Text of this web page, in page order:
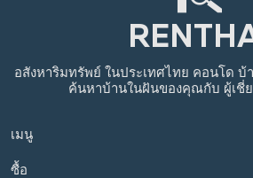
เมนู
ซื้อ
อสังหาริมทรัพย์ ในประเทศไทย คอนโด บ้
ค้นหาบ้านในฝันของคุณกับ ผู้เชี่